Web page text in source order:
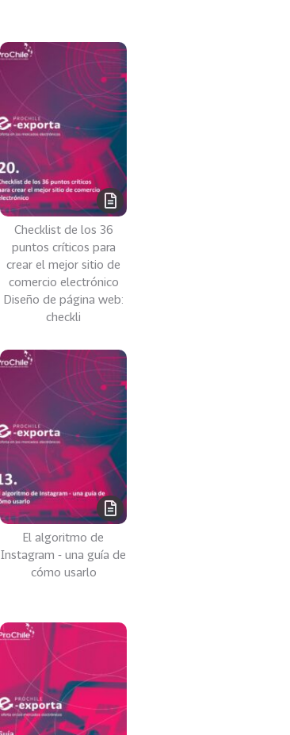
Checklist de los 36
puntos críticos para
crear el mejor sitio de
comercio electrónico
Diseño de página web:
checkli
El algoritmo de
Instagram - una guía de
cómo usarlo